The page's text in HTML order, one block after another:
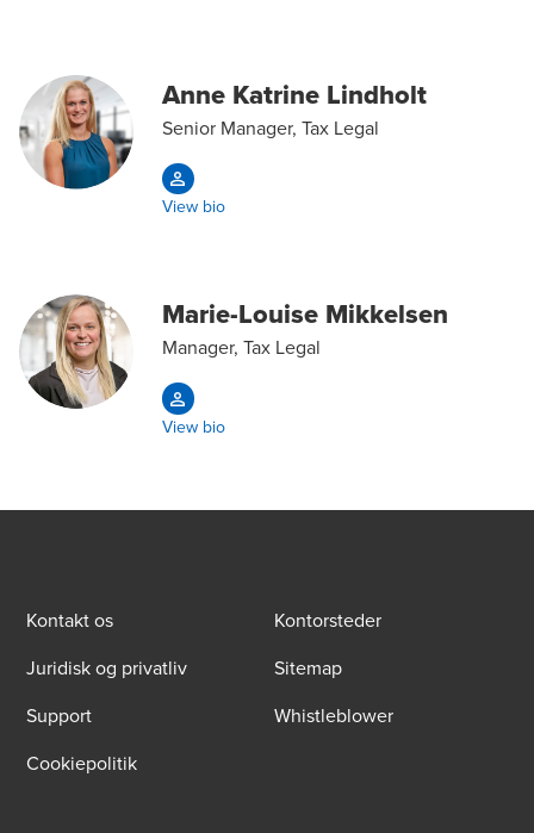
Anne Katrine Lindholt
Senior Manager, Tax Legal
View bio
Marie-Louise Mikkelsen
Manager, Tax Legal
View bio
Kontakt os
Kontorsteder
Juridisk og privatliv
Sitemap
Support
Whistleblower
Cookiepolitik